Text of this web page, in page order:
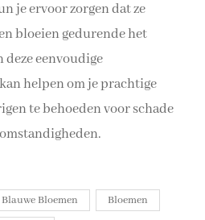
je ervoor zorgen dat ze
bloeien gedurende het
deze eenvoudige
helpen om je prachtige
te behoeden voor schade
Blauwe Bloemen
Bloemen